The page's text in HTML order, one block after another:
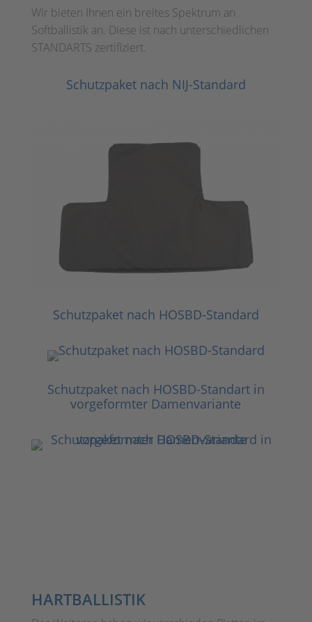
Wir bieten Ihnen ein breites Spektrum an
Softballistik an. Diese ist nach unterschiedlichen
STANDARTS zertifiziert.
Schutzpaket nach NIJ-Standard
Schutzpaket nach HOSBD-Standard
Schutzpaket nach HOSBD-Standart in
vorgeformter Damenvariante
HARTBALLISTIK